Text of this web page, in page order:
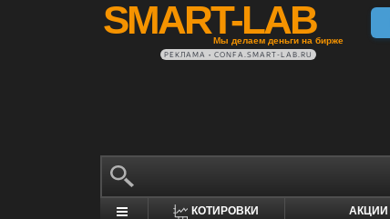
SMART-LAB
Мы делаем деньги на бирже
РЕКЛАМА • CONFA.SMART-LAB.RU
КОТИРОВКИ АКЦИИ